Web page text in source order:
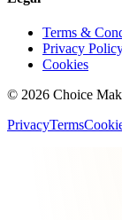
Terms &
Privacy
Cookies
© 2026 Choice
PrivacyTerms